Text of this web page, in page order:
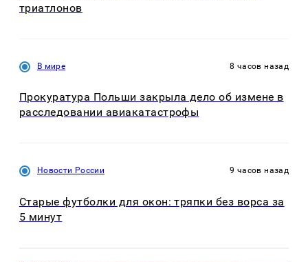
триатлонов
В мире 8 часов назад
Прокуратура Польши закрыла дело об измене в
расследовании авиакатастрофы
Новости России 9 часов назад
Старые футболки для окон: тряпки без ворса за
5 минут